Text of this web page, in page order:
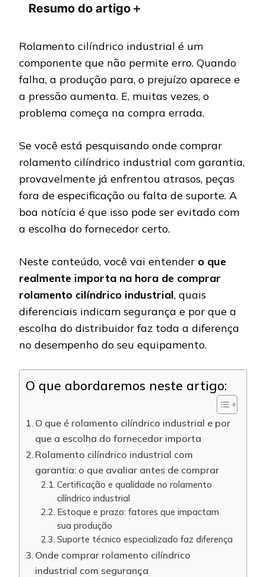
Resumo do artigo＋
Rolamento cilíndrico industrial é um
componente que não permite erro. Quando
falha, a produção para, o prejuízo aparece e
a pressão aumenta. E, muitas vezes, o
problema começa na compra errada.
Se você está pesquisando onde comprar
rolamento cilíndrico industrial com garantia,
provavelmente já enfrentou atrasos, peças
fora de especificação ou falta de suporte. A
boa notícia é que isso pode ser evitado com
a escolha do fornecedor certo.
Neste conteúdo, você vai entender o que
realmente importa na hora de comprar
rolamento cilíndrico industrial, quais
diferenciais indicam segurança e por que a
escolha do distribuidor faz toda a diferença
no desempenho do seu equipamento.
O que abordaremos neste artigo:
O que é rolamento cilíndrico industrial e por
que a escolha do fornecedor importa
Rolamento cilíndrico industrial com
garantia: o que avaliar antes de comprar
Certificação e qualidade no rolamento
cilíndrico industrial
Estoque e prazo: fatores que impactam
sua produção
Suporte técnico especializado faz diferença
Onde comprar rolamento cilíndrico
industrial com segurança